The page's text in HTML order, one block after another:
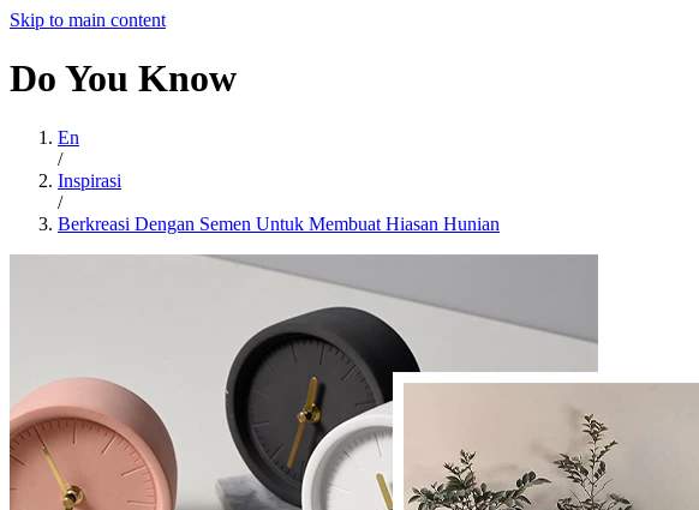
Skip to main content
Do You Know
En
/
Inspirasi
/
Berkreasi Dengan Semen Untuk Membuat Hiasan Hunian